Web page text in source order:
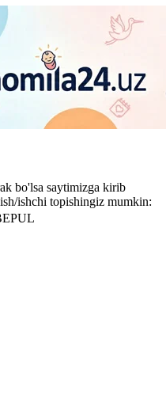
bo'lsa saytimizga kirib
ishchi topishingiz mumkin: